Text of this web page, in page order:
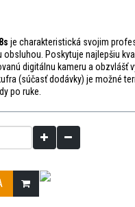
je charakteristická svojim
obsluhou. Poskytuje najlepšiu
digitálnu kameru a obzvlášť
(súčasť dodávky) je možné
po ruke.